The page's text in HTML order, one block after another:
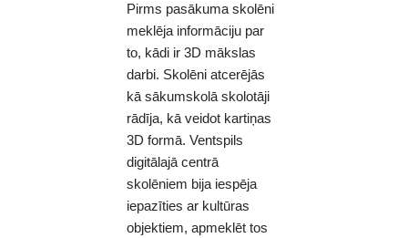
Pirms pasākuma skolēni
meklēja informāciju par
to, kādi ir 3D mākslas
darbi. Skolēni atcerējās
kā sākumskolā skolotāji
rādīja, kā veidot kartiņas
3D formā. Ventspils
digitālajā centrā
skolēniem bija iespēja
iepazīties ar kultūras
objektiem, apmeklēt tos